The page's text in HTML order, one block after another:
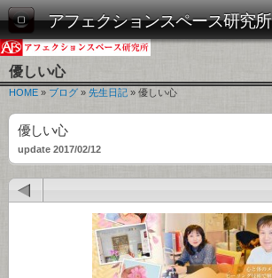
アフェクションスペース研究所
優しい心
HOME » ブログ » 先生日記 » 優しい心
優しい心
update 2017/02/12